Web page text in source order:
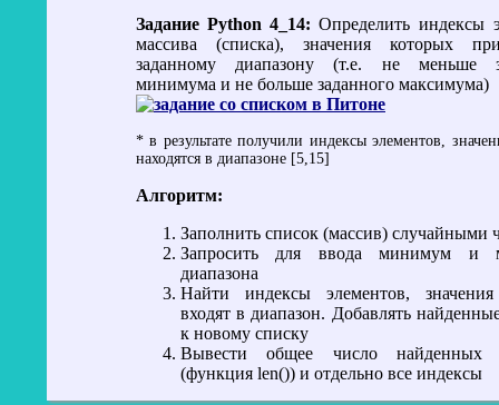
Задание Python 4_14:
массива (списка), значения которых
заданному диапазону (т.е. не меньше
минимума и не больше заданного максимума)
* в результате получили индексы элементов,
находятся в диапазоне [5,15]
Алгоритм:
Заполнить список (массив) случайными
Запросить для ввода минимум и
диапазона
Найти индексы элементов,
входят в диапазон. Добавлять
к новому списку
Вывести общее число найденных
(функция len()) и отдельно все индексы